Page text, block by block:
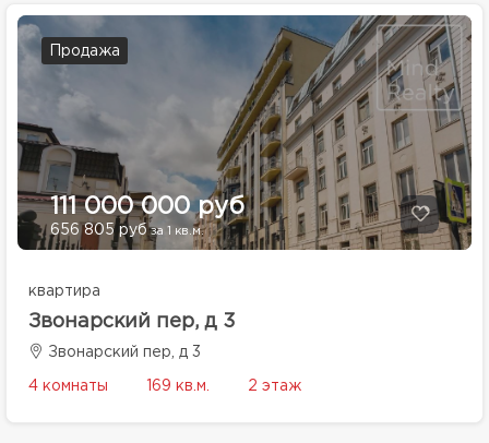
Продажа
111 000 000 руб
656 805 руб за 1 кв.м.
квартира
Звонарский пер, д 3
Звонарский пер, д 3
4 комнаты 169 кв.м. 2 этаж